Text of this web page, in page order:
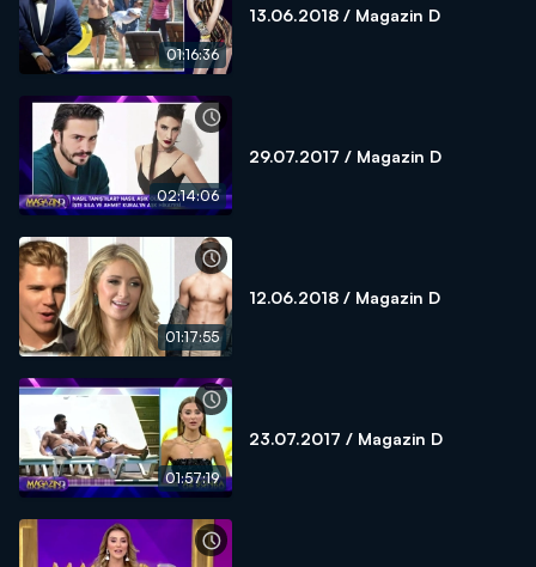
01:16:36
13.06.2018 / Magazin D
02:14:06
29.07.2017 / Magazin D
01:17:55
12.06.2018 / Magazin D
01:57:19
23.07.2017 / Magazin D